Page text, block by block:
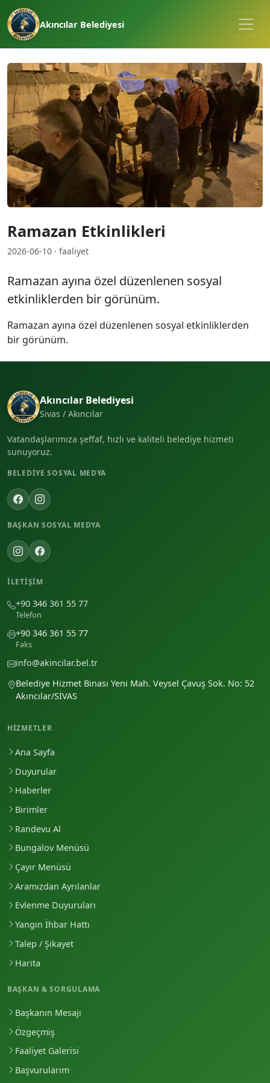
Akıncılar Belediyesi
Ramazan Etkinlikleri
2026-06-10 · faaliyet
Ramazan ayına özel düzenlenen sosyal
etkinliklerden bir görünüm.
Ramazan ayına özel düzenlenen sosyal etkinliklerden
bir görünüm.
Akıncılar Belediyesi
Sivas / Akıncılar
Vatandaşlarımıza şeffaf, hızlı ve kaliteli belediye hizmeti
sunuyoruz.
BELEDIYE SOSYAL MEDYA
BAŞKAN SOSYAL MEDYA
İLETIŞIM
+90 346 361 55 77
Telefon
+90 346 361 55 77
Faks
info@akincilar.bel.tr
Belediye Hizmet Binası Yeni Mah. Veysel Çavuş Sok. No: 52
Akıncılar/SİVAS
HIZMETLER
Ana Sayfa
Duyurular
Haberler
Birimler
Randevu Al
Bungalov Menüsü
Çayır Menüsü
Aramızdan Ayrılanlar
Evlenme Duyuruları
Yangın İhbar Hattı
Talep / Şikayet
Harita
BAŞKAN & SORGULAMA
Başkanın Mesajı
Özgeçmiş
Faaliyet Galerisi
Başvurularım